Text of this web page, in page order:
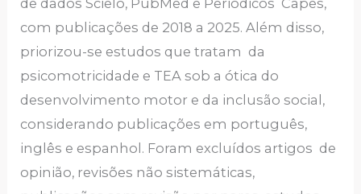
de dados Scielo, PubMed e Periódicos Capes,
com publicações de 2018 a 2025. Além disso,
priorizou-se estudos que tratam da
psicomotricidade e TEA sob a ótica do
desenvolvimento motor e da inclusão social,
considerando publicações em português,
inglês e espanhol. Foram excluídos artigos de
opinião, revisões não sistemáticas,